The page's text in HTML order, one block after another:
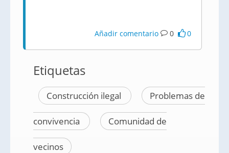
Añadir comentario 0 0
Etiquetas
Construcción ilegal Problemas de
convivencia Comunidad de
vecinos